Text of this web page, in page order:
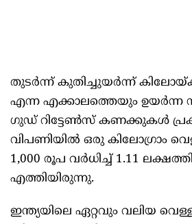
തുടര്‍ന്ന് കുതിച്ചുയര്‍ന്ന്
എന്ന എക്കാലത്തെയും ഉയര്‍ന്ന
ഗുഡ് റിട്ടേണ്‍സ് കണക്കുകള്‍
വിപണിയില്‍ ഒരു കിലോഗ്രാം
1,000 രൂപ വര്‍ധിച്ച് 1.11
എത്തിയിരുന്നു.
ഇന്ത്യയിലെ ഏറ്റവും വലിയ